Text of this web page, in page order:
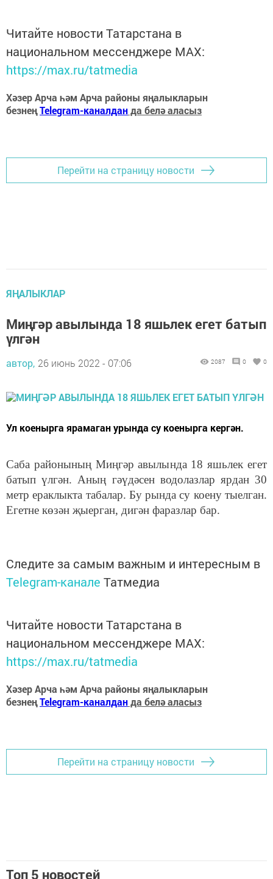
Читайте новости Татарстана в
национальном мессенджере MАХ:
https://max.ru/tatmedia
Хәзер Арча һәм Арча районы яңалыкларын
безнеңTelegram-каналданда белә аласыз
Перейти на страницу новости
ЯҢАЛЫКЛАР
Миңгәр авылында 18 яшьлек егет батып
үлгән
автор, 26 июнь 2022 - 07:06 2087 0 0
Ул коенырга ярамаган урында су коенырга кергән.
Саба районының Миңгәр авылында 18 яшьлек егет
батып үлгән. Аның гәүдәсен водолазлар ярдан 30
метр ераклыкта табалар. Бу рында су коену тыелган.
Егетне көзән җыерган, дигән фаразлар бар.
Следите за самым важным и интересным в
Telegram-канале Татмедиа
Читайте новости Татарстана в
национальном мессенджере MАХ:
https://max.ru/tatmedia
Хәзер Арча һәм Арча районы яңалыкларын
безнеңTelegram-каналданда белә аласыз
Перейти на страницу новости
Топ 5 новостей